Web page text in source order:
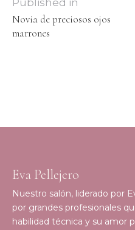
Novia de preciosos ojos
marrones
Eva Pellejero
Nuestro salón, liderado por
por grandes profesionales
habilidad técnica y su amor